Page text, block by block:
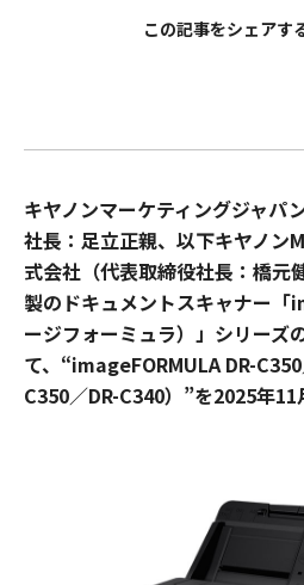
キヤノンマーケティングジャパ
社長：足立正親、以下キヤノン
式会社（代表取締役社長：橋元
製のドキュメントスキャナー「
ージフォーミュラ）」シリーズ
て、“imageFORMULA DR-
C350／DR-C340）”を2025年11